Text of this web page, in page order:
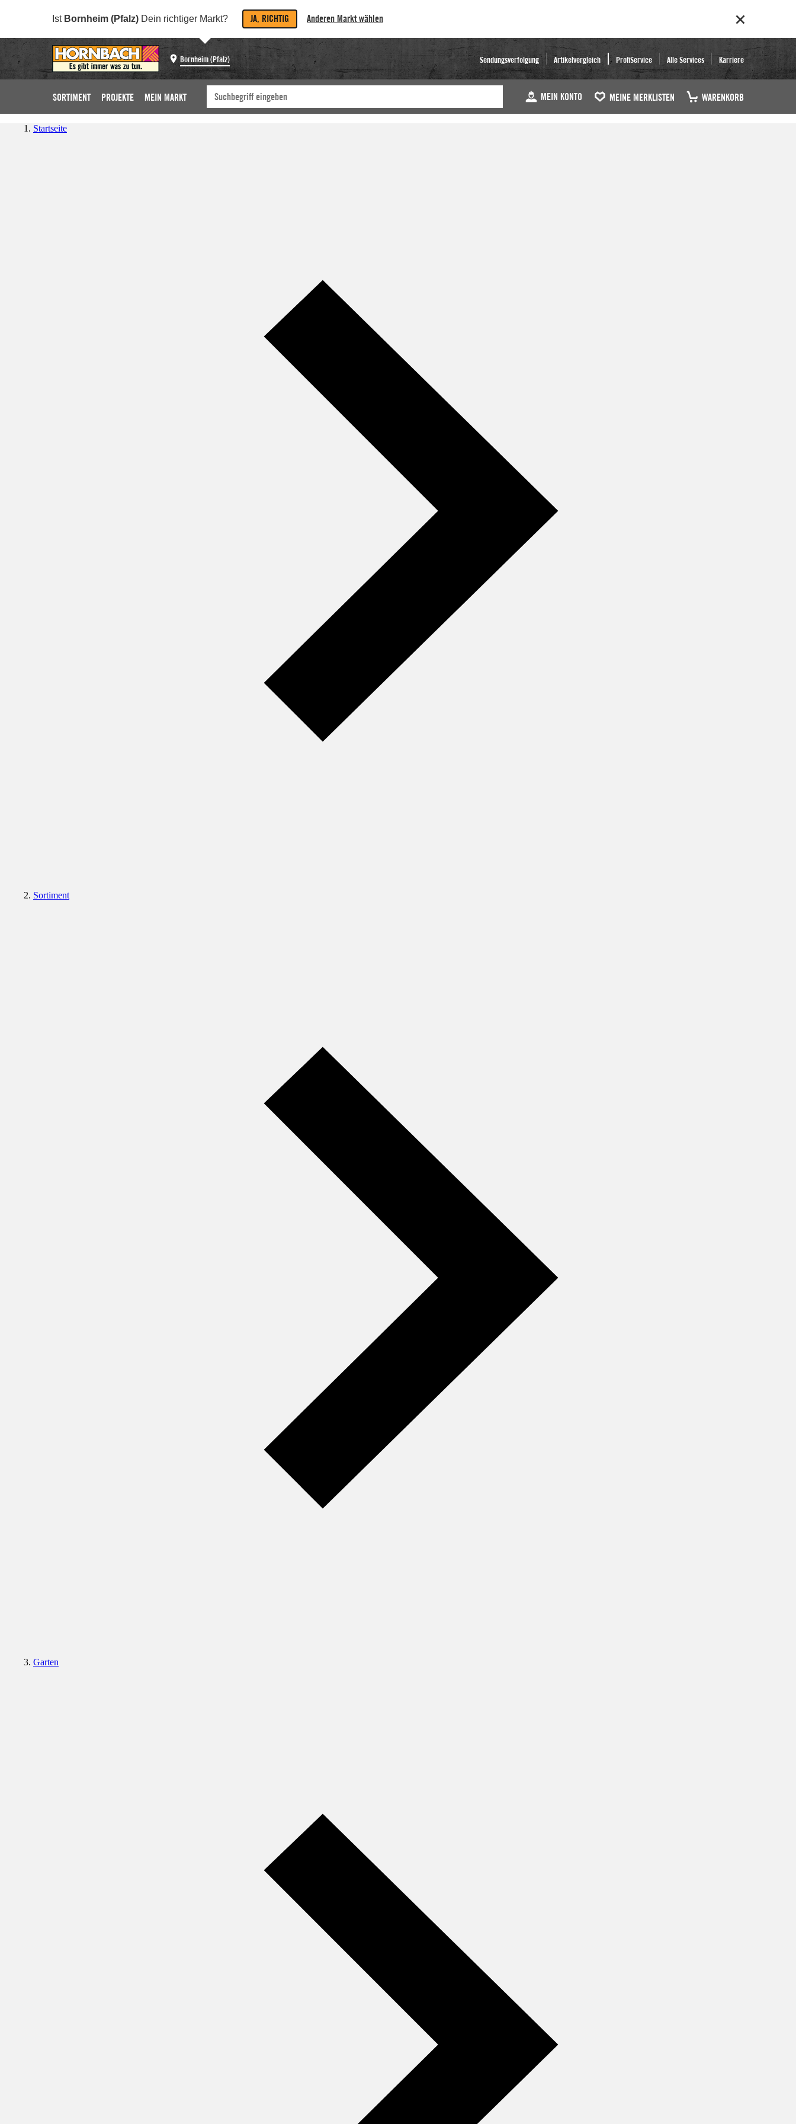
Ist Bornheim (Pfalz) Dein richtiger Markt? JA, RICHTIG Anderen Markt wählen
Bornheim (Pfalz) Sendungsverfolgung Artikelvergleich ProfiService Alle Services Karriere
SORTIMENT PROJEKTE MEIN MARKT MEIN KONTO MEINE MERKLISTEN WARENKORB
Startseite
Sortiment
Garten